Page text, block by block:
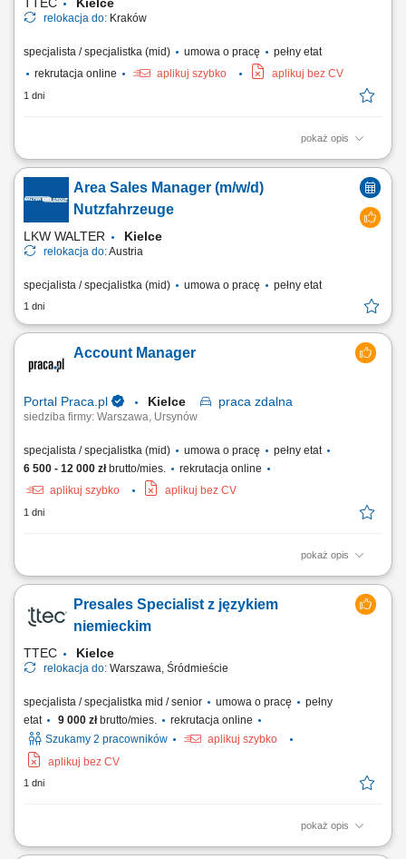
relokacja do: Kraków
specjalista / specjalistka (mid) umowa o pracę
pełny etat
rekrutacja online
aplikuj szybko aplikuj bez CV
1 dni
pokaż opis
Opis stanowiska: Kontaktowanie się z klientami z przypisanego portfolio
telefonicznie i mailowo w celu umawiania konsultacji i dosprzedaży;
Analizowanie i opracowywanie strategii zarządzania i dosprzedaży kont
klientów; Rozwiązywanie problemów i doradzanie klientom w celu
zapewnienia...
Area Sales Manager (m/w/d)
Nutzfahrzeuge
LKW WALTER Kielce
relokacja do:Austria
specjalista / specjalistka (mid) umowa o pracę pełny etat
1 dni
Account Manager
Portal Praca.pl Kielce praca zdalna
siedziba firmy: Warszawa, Ursynów
specjalista / specjalistka (mid) umowa o pracę
pełny etat
6 500 - 12 000 złbrutto/mies.
rekrutacja online
aplikuj szybko
aplikuj bez CV
1 dni
pokaż opis
Zakres obowiązków: Aktywne pozyskiwanie nowych klientów B2B –
głównie poprzez: - Kontakt telefoniczny, - Mailowy, - Spotkania online.
Docieranie do nowych firm i decydentów – systematyczna praca na
rynku; Prowadzenie spotkań i prezentacja oferty firmy; Przygotowywanie
Presales Specialist z językiem
niemieckim
TTEC Kielce
relokacja do: Warszawa, Śródmieście
specjalista / specjalistka mid / senior umowa o pracę
pełny
etat
9 000 złbrutto/mies.
rekrutacja online
Szukamy 2 pracowników
aplikuj szybko
aplikuj bez CV
1 dni
pokaż opis
As a Sales Representative (Presales) with German – Hybrid, working on